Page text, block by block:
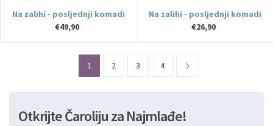
Na zalihi - posljednji komadi
€49,90
Na zalihi - posljednji komadi
€26,90
1 2 3 4
Otkrijte Čaroliju za Najmlađe!